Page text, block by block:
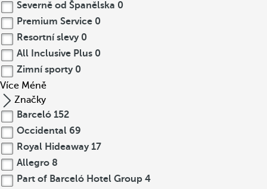
Severně od Španělska 0
Premium Service 0
Resortní slevy 0
All Inclusive Plus 0
Zimní sporty 0
Více Méně
Značky
Barceló 152
Occidental 69
Royal Hideaway 17
Allegro 8
Part of Barceló Hotel Group 4